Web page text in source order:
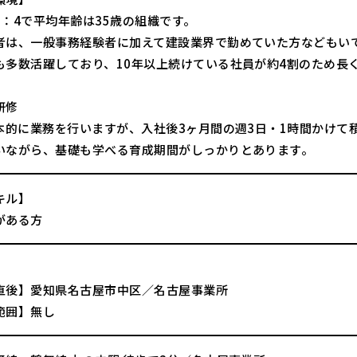
4で平均年齢は35歳の組織です。
は、一般事務経験者に加えて建設業界で勤めていた方などもい
多数活躍しており、10年以上続けている社員が約4割のため長
修
的に業務を行いますが、入社後3ヶ月間の週3日・1時間かけて
ながら、基礎も学べる育成期間がしっかりとあります。
】
ある方
後】愛知県名古屋市中区／名古屋事業所
囲】無し